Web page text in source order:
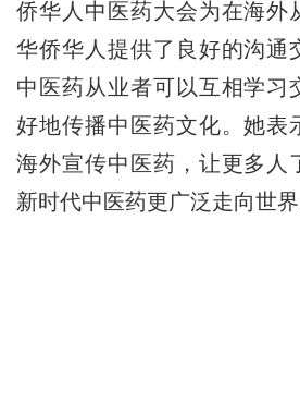
侨华人中医药大会为在海外
华侨华人提供了良好的沟通
中医药从业者可以互相学习
好地传播中医药文化。她表
海外宣传中医药，让更多人
新时代中医药更广泛走向世界